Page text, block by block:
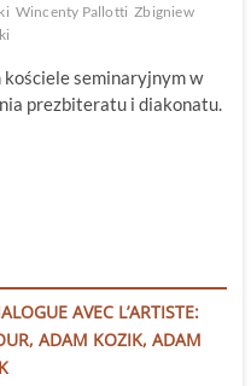
Wincenty Pallotti Zbigniew
seminaryjnym w
prezbiteratu i diakonatu.
AVEC L’ARTISTE:
ADAM KOZIK, ADAM